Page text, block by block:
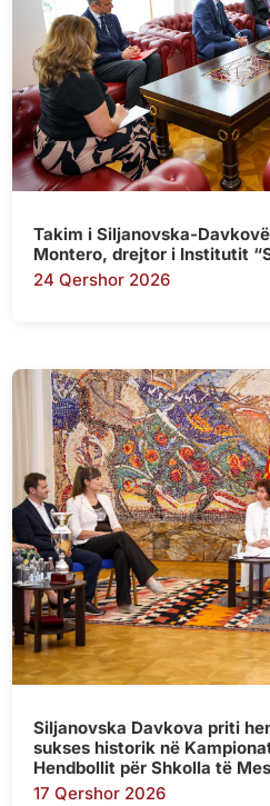
Takim i Siljanovska-
Montero, drejtor i Institutit
24 Qershor 2026
Siljanovska Davkova priti
sukses historik në
Hendbollit për Shkolla të
17 Qershor 2026